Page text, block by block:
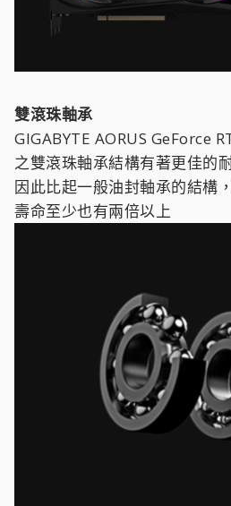
雙滾珠軸承
GIGABYTE AORUS GeForce
之雙滾珠軸承結構有著更佳的
因此比起一般油封軸承的結構
壽命至少也有兩倍以上